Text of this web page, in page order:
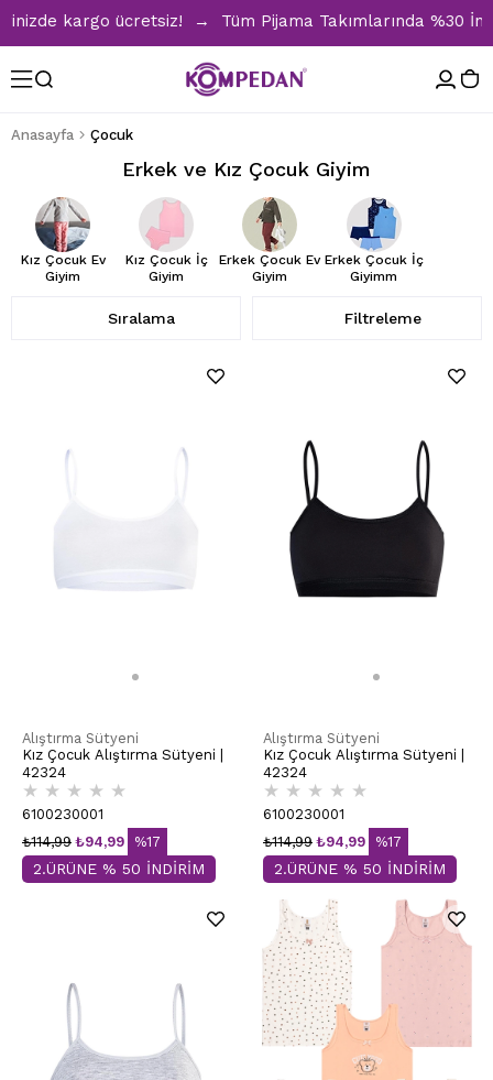
ücretsiz! → Tüm Pijama Takımlarında %30
Anasayfa Çocuk
Erkek ve Kız Çocuk Giyim
Kız Çocuk Ev
Giyim
Kız Çocuk İç
Giyim
Erkek Çocuk Ev
Giyim
Erkek Çocuk İç
Giyimm
Filtreleme
Sıralama
Alıştırma Sütyeni
Kız Çocuk Alıştırma Sütyeni |
42324
★ ★ ★ ★ ★
6100230001
₺94,99
₺114,99 %17
2.ÜRÜNE % 50 İNDİRİM
Alıştırma Sütyeni
Kız Çocuk Alıştırma Sütyeni |
42324
★ ★ ★ ★ ★
6100230001
₺94,99
₺114,99 %17
2.ÜRÜNE % 50 İNDİRİM